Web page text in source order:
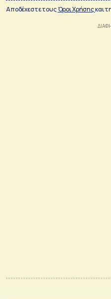
Αποδέχεστε τουςΌροι Χρήσηςκαι